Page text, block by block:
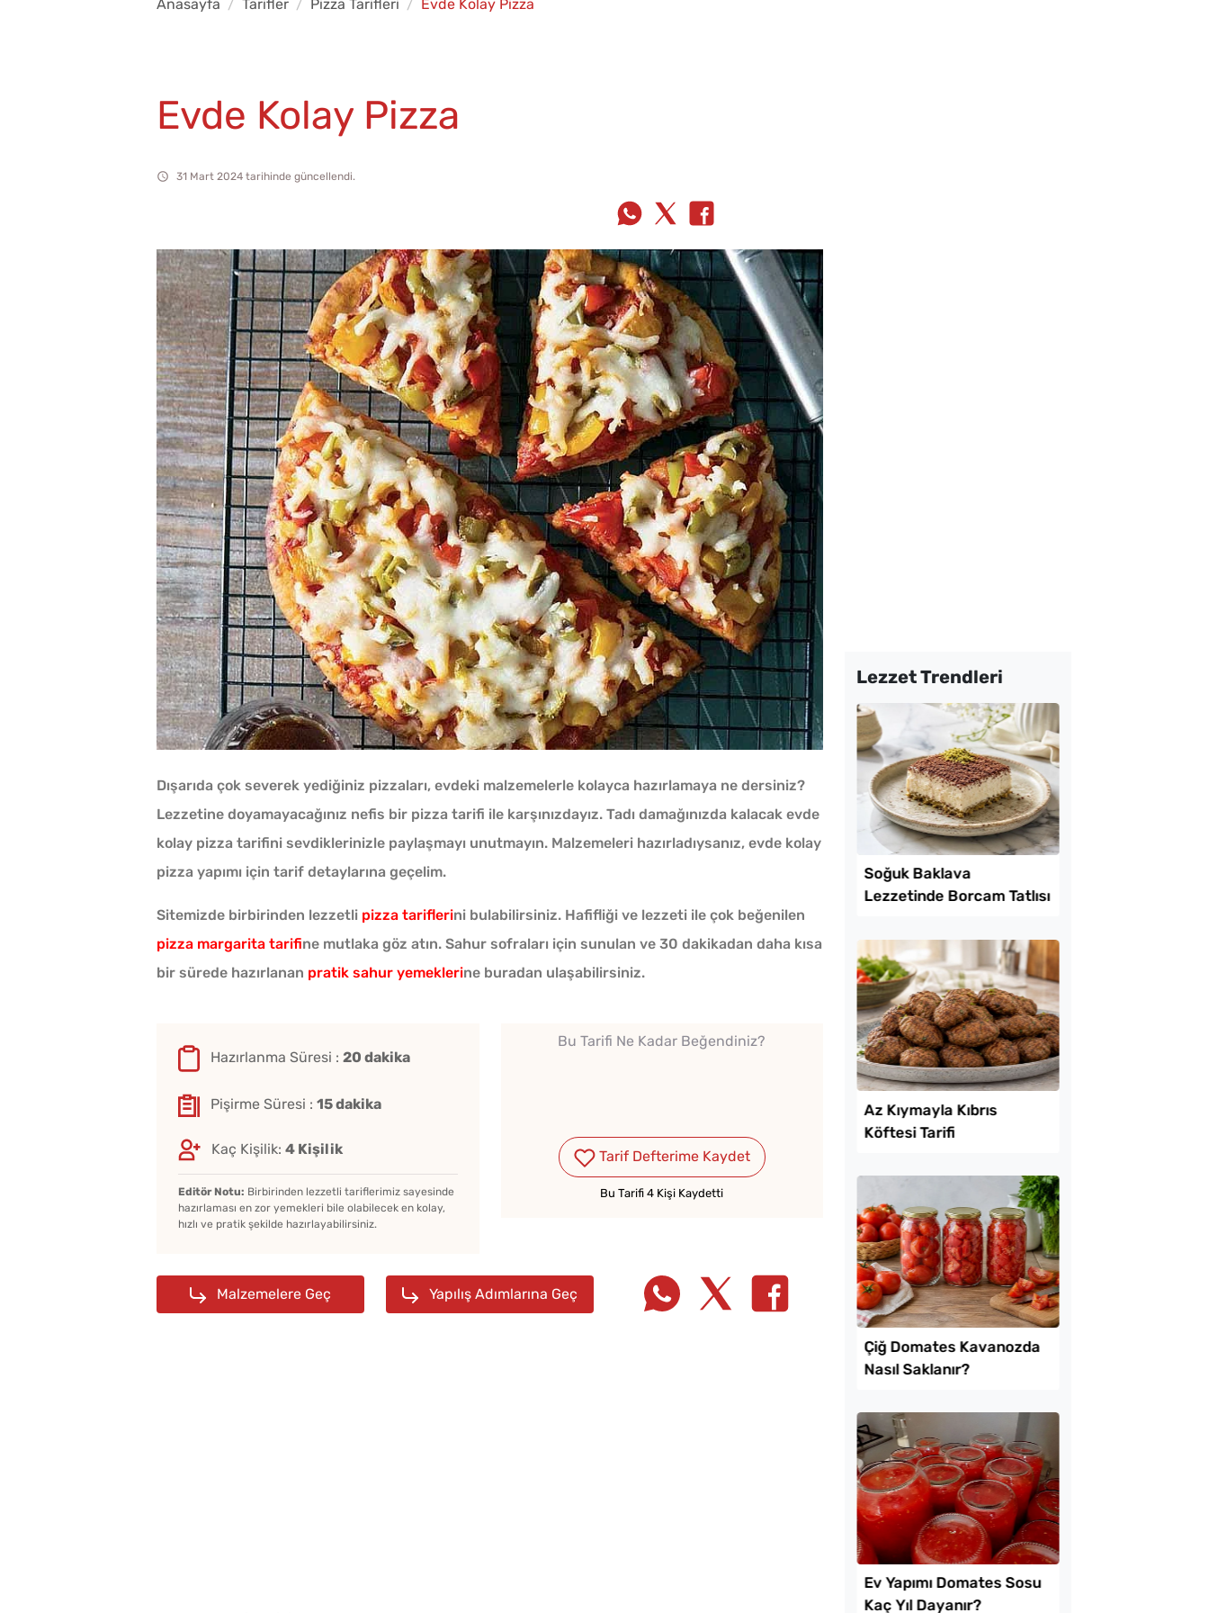
Anasayfa Tarifler Pizza Tarifleri Evde Kolay Pizza
Evde Kolay Pizza
31 Mart 2024 tarihinde güncellendi.
Dışarıda çok severek yediğiniz pizzaları, evdeki malzemelerle kolayca hazırlamaya ne dersiniz?
Lezzetine doyamayacağınız nefis bir pizza tarifi ile karşınızdayız. Tadı damağınızda kalacak evde
kolay pizza tarifini sevdiklerinizle paylaşmayı unutmayın. Malzemeleri hazırladıysanız, evde kolay
pizza yapımı için tarif detaylarına geçelim.
Sitemizde birbirinden lezzetli pizza tariflerini bulabilirsiniz. Hafifliği ve lezzeti ile çok beğenilen
pizza margarita tarifine mutlaka göz atın. Sahur sofraları için sunulan ve 30 dakikadan daha kısa
bir sürede hazırlanan pratik sahur yemeklerine buradan ulaşabilirsiniz.
Hazırlanma Süresi : 20 dakika
Pişirme Süresi : 15 dakika
Kaç Kişilik: 4 Kişilik
Editör Notu: Birbirinden lezzetli tariflerimiz sayesinde
hazırlaması en zor yemekleri bile olabilecek en kolay,
hızlı ve pratik şekilde hazırlayabilirsiniz.
Bu Tarifi Ne Kadar Beğendiniz?
Tarif Defterime Kaydet
Bu Tarifi 4 Kişi Kaydetti
Malzemelere Geç Yapılış Adımlarına Geç
Tarhana Hamuru Kaç Gün
Mayalandırılır?
Bayat Ekmeği Saniyeler
Evde Elma Sirkesi
Yapmanın 4 Püf Noktası
Tavada Kolay Patatesli
Gözleme Tarifi
Katmer Tarifi